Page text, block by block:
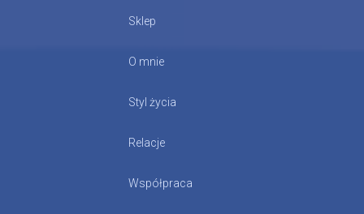
Sklep
O mnie
Styl życia
Relacje
Współpraca